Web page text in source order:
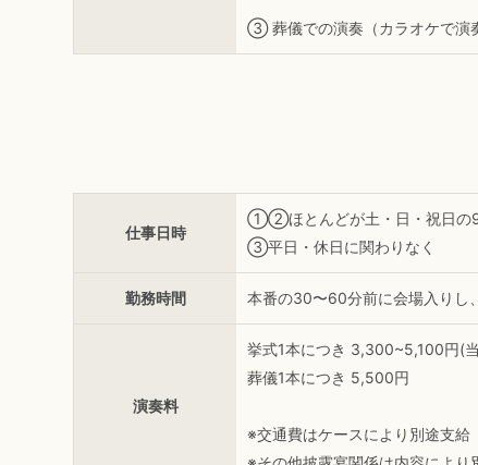
③ 葬儀での演奏（カラオケで演
仕事日時
①②ほとんどが土・日・祝日の
③平日・休日に関わりなく
勤務時間 本番の30〜60分前に会場入りし
演奏料
挙式1本につき 3,300~5,100円(
葬儀1本につき 5,500円
※交通費はケースにより別途支給